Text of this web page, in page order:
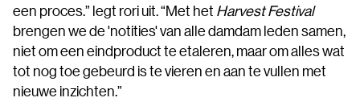
een proces.” legt rori uit. “Met het Harvest Festival
brengen we de 'notities' van alle damdam leden samen,
niet om een eindproduct te etaleren, maar om alles wat
tot nog toe gebeurd is te vieren en aan te vullen met
nieuwe inzichten.”